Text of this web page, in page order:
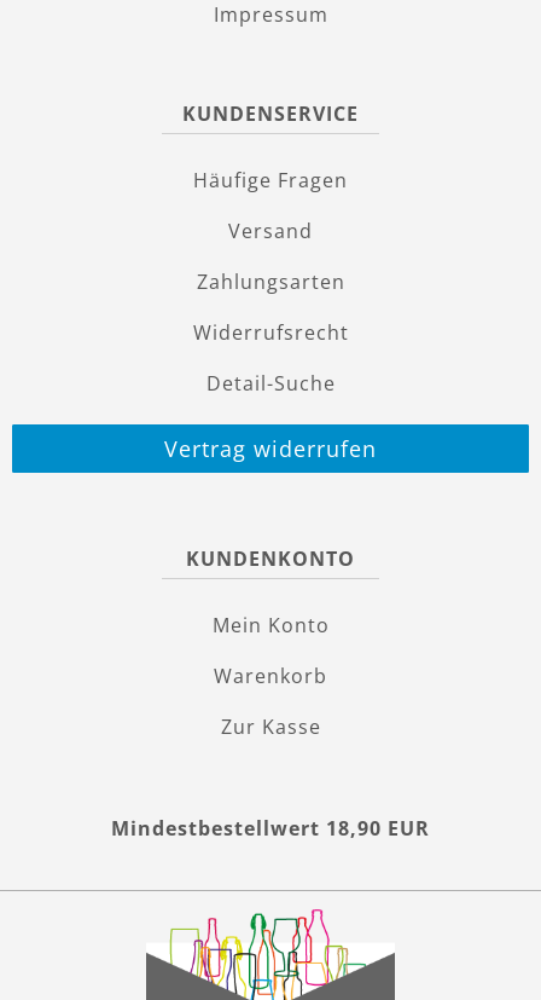
Impressum
KUNDENSERVICE
Häufige Fragen
Versand
Zahlungsarten
Widerrufsrecht
Detail-Suche
Vertrag widerrufen
KUNDENKONTO
Mein Konto
Warenkorb
Zur Kasse
Mindestbestellwert 18,90 EUR